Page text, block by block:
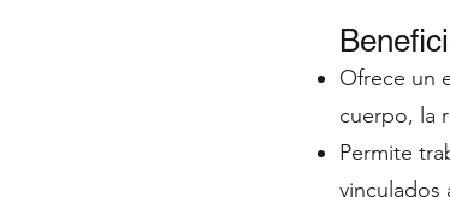
Ofrece un
cuerpo, la
Permite
vinculados